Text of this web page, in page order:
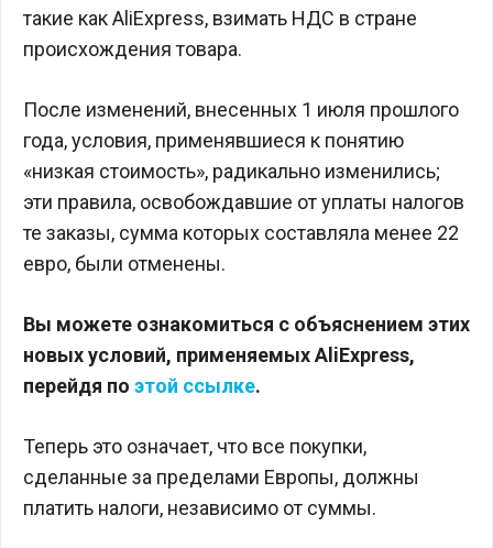
такие как AliExpress, взимать НДС в стране
происхождения товара.
После изменений, внесенных 1 июля прошлого
года, условия, применявшиеся к понятию
«низкая стоимость», радикально изменились;
эти правила, освобождавшие от уплаты налогов
те заказы, сумма которых составляла менее 22
евро, были отменены.
Вы можете ознакомиться с объяснением этих
новых условий, применяемых AliExpress,
перейдя по этой ссылке.
Теперь это означает, что все покупки,
сделанные за пределами Европы, должны
платить налоги, независимо от суммы.